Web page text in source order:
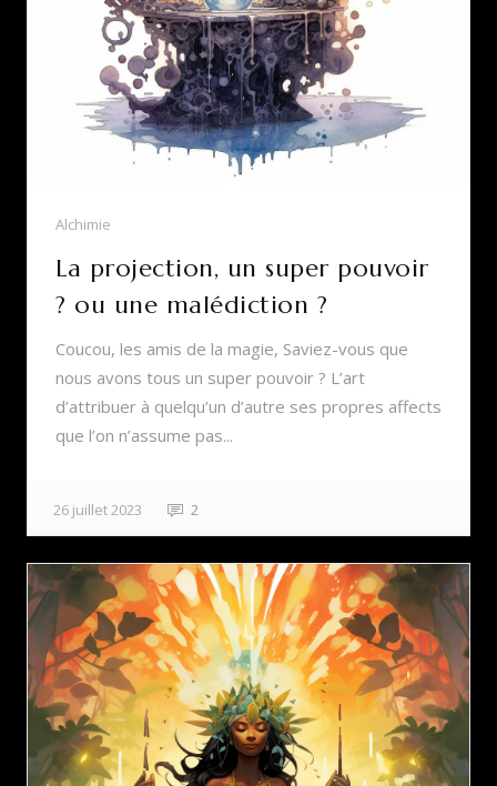
Alchimie
La projection, un super pouvoir
? ou une malédiction ?
Coucou, les amis de la magie, Saviez-vous que
nous avons tous un super pouvoir ? L’art
d’attribuer à quelqu’un d’autre ses propres affects
que l’on n’assume pas...
26 juillet 2023 2